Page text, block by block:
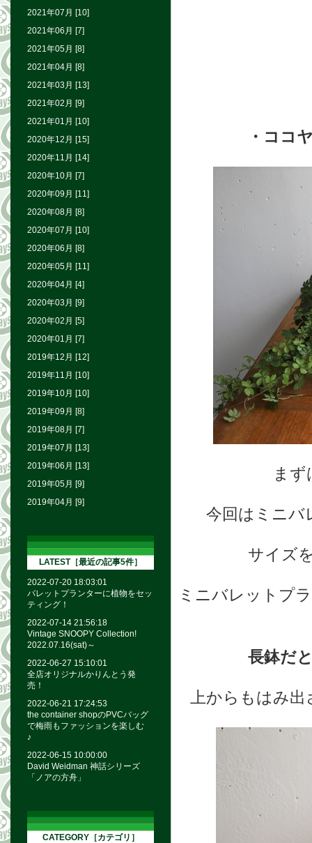
・ココ
ま
今回はミニバ
サイズ
ミニバレットプ
長鉢だ
上からもはみ
2021年07月 [10]
2021年06月 [7]
2021年05月 [8]
2021年04月 [8]
2021年03月 [13]
2021年02月 [9]
2021年01月 [10]
2020年12月 [15]
2020年11月 [14]
2020年10月 [7]
2020年09月 [11]
2020年08月 [8]
2020年07月 [10]
2020年06月 [8]
2020年05月 [11]
2020年04月 [4]
2020年03月 [9]
2020年02月 [5]
2020年01月 [7]
2019年12月 [12]
2019年11月 [10]
2019年10月 [10]
2019年09月 [8]
2019年08月 [7]
2019年07月 [13]
2019年06月 [13]
2019年05月 [9]
2019年04月 [9]
LATEST［最近の記事5件］
2022-07-20 18:03:01
バレットプランターに植物をセッ
ティング！
2022-07-14 21:56:18
Vintage SNOOPY Collection!
2022.07.16(sat)～
2022-06-27 15:10:01
全店オリジナルかりんとう発
売！
2022-06-21 17:24:53
the container shopのPVCバッグ
で梅雨もファッションを楽しむ
♪
2022-06-15 10:00:00
David Weidman 神話シリーズ
「ノアの方舟」
CATEGORY［カテゴリ］